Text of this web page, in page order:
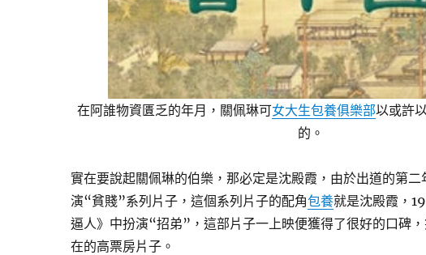
在阿誰物資匱乏的年月，關佩琳可女大生包養俱樂部以或許
的。
實在要說起關佩琳的伯樂，那必定是沈殿霞，由於出道的第
演“貧賤”系列片子，這個系列片子的配角包養就是沈殿霞，
逼人》中扮演“招弟”，這部片子一上映便獲得了很好的口碑
在的高票房片子。